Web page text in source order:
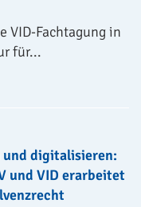
VID-Fachtagung in
für...
und digitalisieren:
und VID erarbeitet